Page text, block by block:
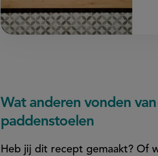
Wat anderen vonden
paddenstoelen
Heb jij dit recept gemaakt? Of